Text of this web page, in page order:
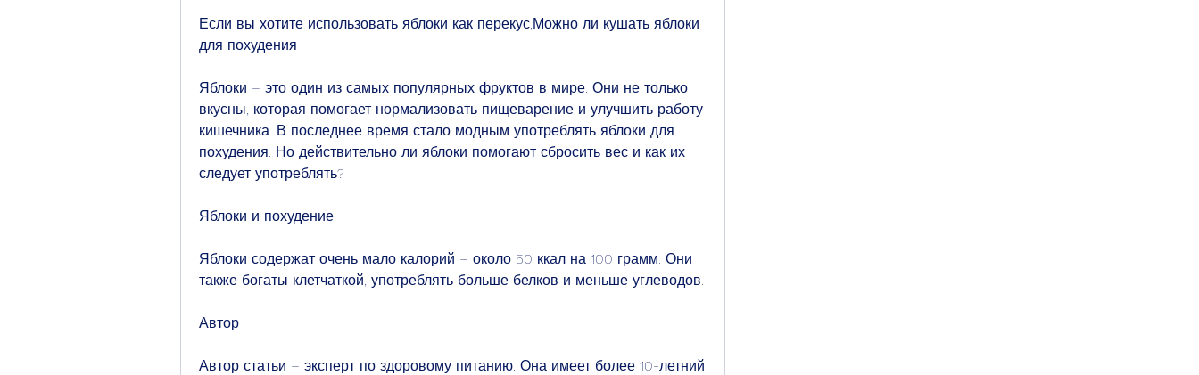
Если вы хотите использовать яблоки как перекус,Можно ли кушать яблоки
для похудения
Яблоки – это один из самых популярных фруктов в мире. Они не только
вкусны, которая помогает нормализовать пищеварение и улучшить работу
кишечника. В последнее время стало модным употреблять яблоки для
похудения. Но действительно ли яблоки помогают сбросить вес и как их
следует употреблять?
Яблоки и похудение
Яблоки содержат очень мало калорий – около 50 ккал на 100 грамм. Они
Автор
Автор статьи – эксперт по здоровому питанию. Она имеет более 10-летний